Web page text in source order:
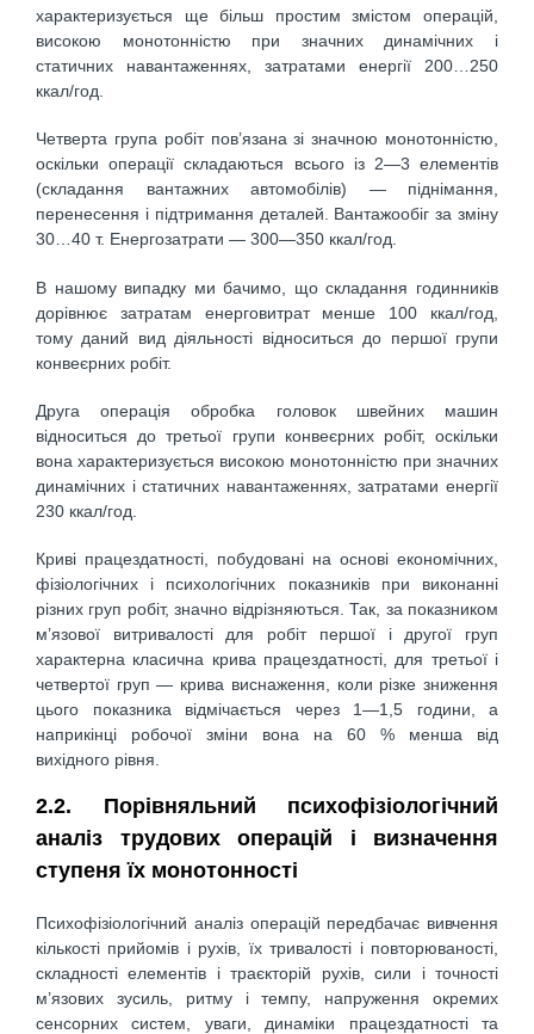
характеризується ще більш простим змістом операцій,
високою монотонністю при значних динамічних і
статичних навантаженнях, затратами енергії 200…250
ккал/год.
Четверта група робіт пов’язана зі значною монотонністю,
оскільки операції складаються всього із 2—3 елементів
(складання вантажних автомобілів) — піднімання,
перенесення і підтримання деталей. Вантажообіг за зміну
30…40 т. Енергозатрати — 300—350 ккал/год.
В нашому випадку ми бачимо, що складання годинників
дорівнює затратам енерговитрат менше 100 ккал/год,
тому даний вид діяльності відноситься до першої групи
конвеєрних робіт.
Друга операція обробка головок швейних машин
відноситься до третьої групи конвеєрних робіт, оскільки
вона характеризується високою монотонністю при значних
динамічних і статичних навантаженнях, затратами енергії
230 ккал/год.
Криві працездатності, побудовані на основі економічних,
фізіологічних і психологічних показників при виконанні
різних груп робіт, значно відрізняються. Так, за показником
м’язової витривалості для робіт першої і другої груп
характерна класична крива працездатності, для третьої і
четвертої груп — крива виснаження, коли різке зниження
цього показника відмічається через 1—1,5 години, а
наприкінці робочої зміни вона на 60 % менша від
вихідного рівня.
2.2. Порівняльний психофізіологічний
аналіз трудових операцій і визначення
ступеня їх монотонності
Психофізіологічний аналіз операцій передбачає вивчення
кількості прийомів і рухів, їх тривалості і повторюваності,
складності елементів і траєкторій рухів, сили і точності
м’язових зусиль, ритму і темпу, напруження окремих
сенсорних систем, уваги, динаміки працездатності та